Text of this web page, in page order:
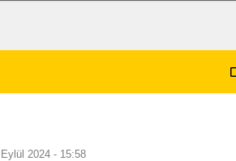
2024 - 15:58